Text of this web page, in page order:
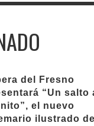
del Fresno
“Un salto
el nuevo
ilustrado de